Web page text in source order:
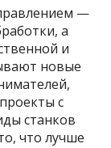
—
а
и
новые
с
станков
что лучше